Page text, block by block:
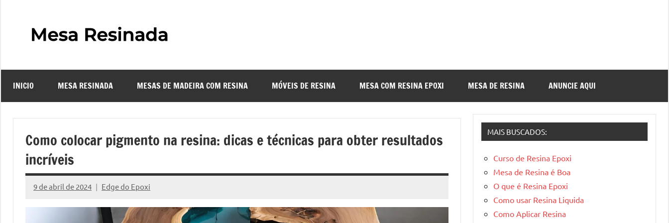
Resinada
–
Como
Mesa
resinadas,
a
encontra
INICIO MESA RESINADA MESAS DE MADEIRA COM RESINA MÓVEIS DE RESINA MESA COM RESINA EPOXI MESA DE RESINA ANUNCIE AQUI
Como colocar pigmento na resina: dicas e técnicas para obter resultados
incríveis
9 de abril de 2024 Edge do Epoxi
Nenhum
Comentário
MAIS BUSCADOS:
Curso de Resina Epoxi
Mesa de Resina é Boa
O que é Resina Epoxi
Como usar Resina Liquida
Como Aplicar Resina